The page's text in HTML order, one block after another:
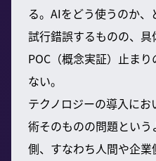
る。AIをどう使うのか
試行錯誤するものの、
POC（概念実証）止ま
ない。
テクノロジーの導入に
術そのものの問題とい
側、すなわち人間や企